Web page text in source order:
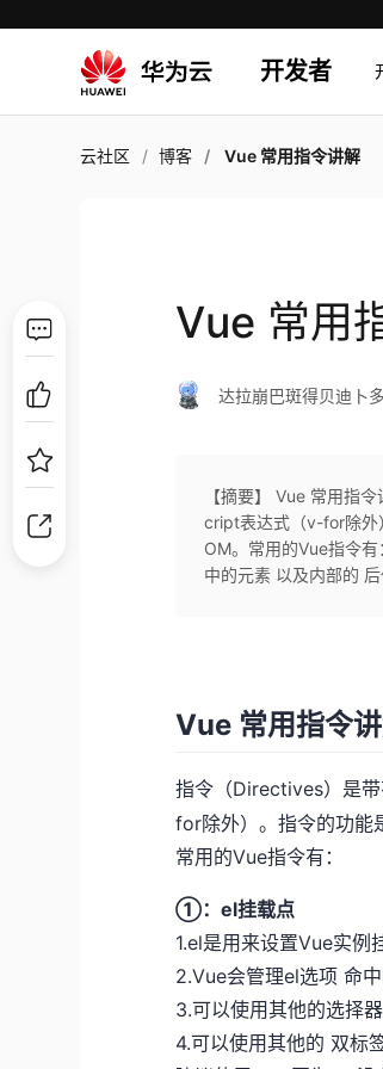
开发者
云社区 博客 Vue 常用指令讲解
Vue 常用
达拉崩巴斑得贝迪卜多
【摘要】 Vue 常用指
cript表达式（v-for除外
OM。常用的Vue指令
中的元素 以及内部的
Vue 常用指令
指令（Directives）是
for除外）。指令的功能
常用的Vue指令有：
①：el挂载点
1.el是用来设置Vue实例
2.Vue会管理el选项 命
3.可以使用其他的选择
4.可以使用其他的 双标